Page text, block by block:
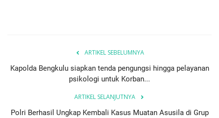
ARTIKEL SEBELUMNYA
Kapolda Bengkulu siapkan tenda pengungsi hingga pelayanan
psikologi untuk Korban...
ARTIKEL SELANJUTNYA
Polri Berhasil Ungkap Kembali Kasus Muatan Asusila di Grup